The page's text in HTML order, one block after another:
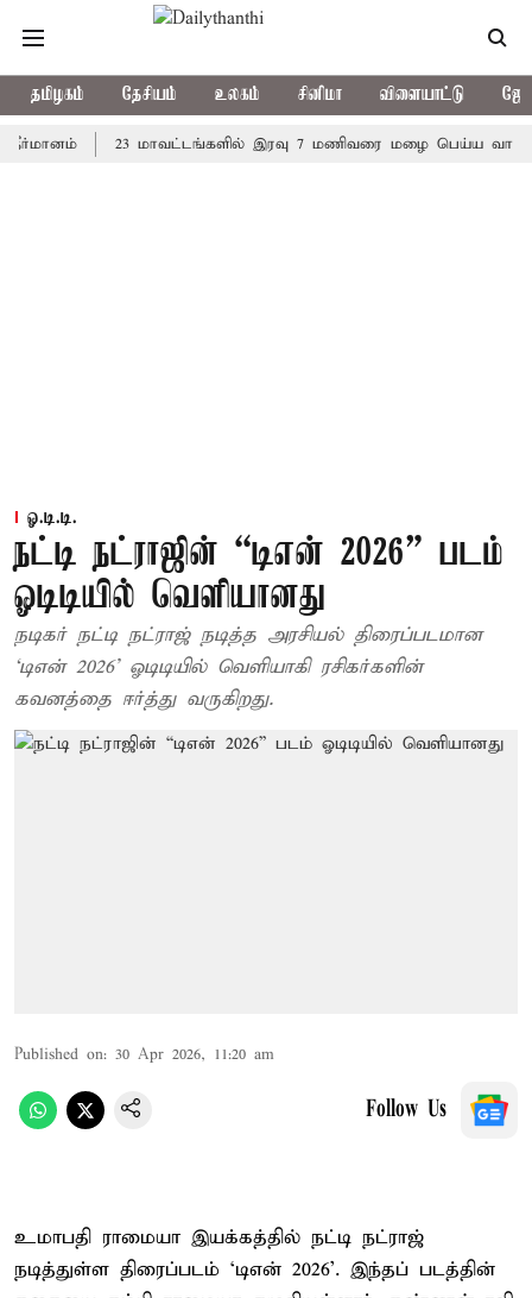
தமிழகம் தேசியம் உலகம் சினிமா விளையாட்டு
23 மாவட்டங்களில் இரவு 7 மணிவரை மழை பெய்ய வாய்ப்பு
ஓ.டி.டி.
நட்டி நட்ராஜின் “டிஎன் 2026” படம்
ஓடிடியில் வெளியானது
நடிகர் நட்டி நட்ராஜ் நடித்த அரசியல் திரைப்படமான
‘டிஎன் 2026’ ஓடிடியில் வெளியாகி ரசிகர்களின்
கவனத்தை ஈர்த்து வருகிறது.
Published on: 30 Apr 2026, 11:20 am
Follow Us
உமாபதி ராமையா இயக்கத்தில் நட்டி நட்ராஜ்
நடித்துள்ள திரைப்படம் ‘டிஎன் 2026’. இந்தப் படத்தின்